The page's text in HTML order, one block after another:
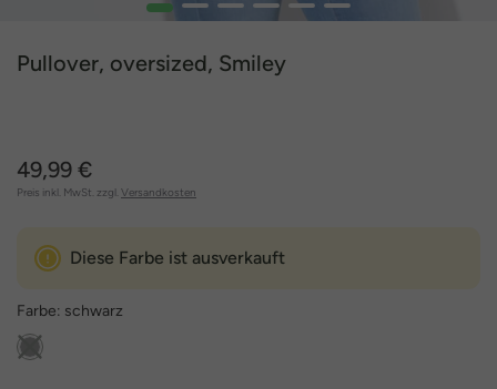
1 2 3 4 5 6
Pullover, oversized, Smiley
49,99 €
Preis inkl. MwSt. zzgl. Versandkosten
Diese Farbe ist ausverkauft
Farbe: schwarz